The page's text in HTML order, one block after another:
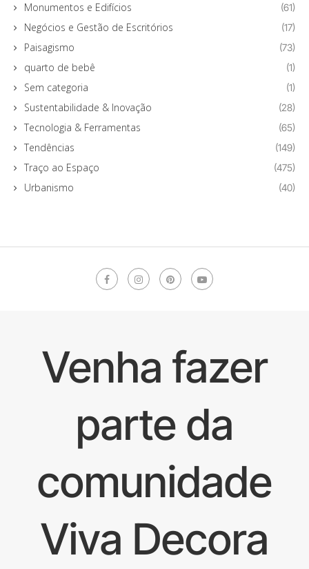
Monumentos e Edifícios (61)
Negócios e Gestão de Escritórios (17)
Paisagismo (73)
quarto de bebê (1)
Sem categoria (1)
Sustentabilidade & Inovação (28)
Tecnologia & Ferramentas (65)
Tendências (149)
Traço ao Espaço (475)
Urbanismo (40)
Venha fazer
parte da
comunidade
Viva Decora